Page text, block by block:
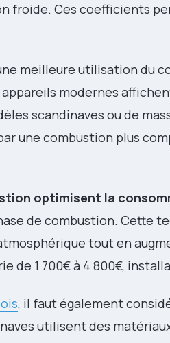
froide. Ces coefficients
meilleure utilisation du
modernes
scandinaves ou de
une combustion plus
optimisent la
de combustion. Cette
tout en
de 1 700€ à 4 800€,
, il faut également
utilisent des